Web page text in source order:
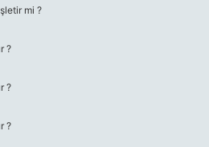
mi ?
?
?
?